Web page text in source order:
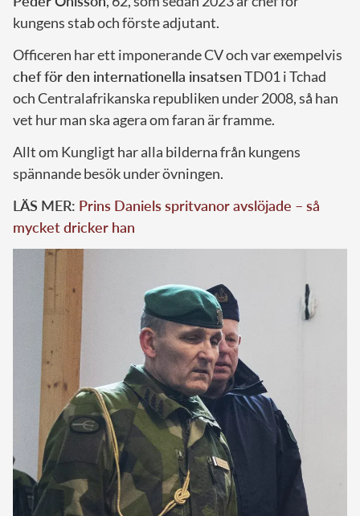
kungens stab och förste adjutant.
Officeren har ett imponerande CV och var exempelvis
chef för den internationella insatsenTD01 i Tchad
och Centralafrikanska republiken under 2008, så han
vet hur man ska agera om faran är framme.
Allt om Kungligt har alla bilderna från kungens
spännande besök under övningen.
LÄS MER: Prins Daniels spritvanor avslöjade – så
mycket dricker han